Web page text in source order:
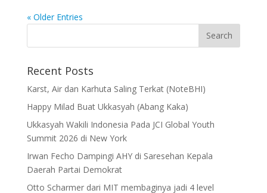
« Older Entries
Recent Posts
Karst, Air dan Karhuta Saling Terkat (NoteBHI)
Happy Milad Buat Ukkasyah (Abang Kaka)
Ukkasyah Wakili Indonesia Pada JCI Global Youth
Summit 2026 di New York
Irwan Fecho Dampingi AHY di Saresehan Kepala
Daerah Partai Demokrat
Otto Scharmer dari MIT membaginya jadi 4 level